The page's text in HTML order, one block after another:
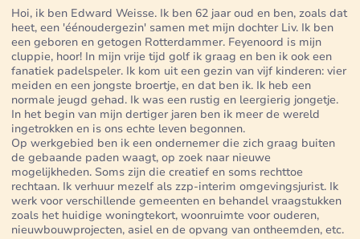
Hoi, ik ben Edward Weisse. Ik ben 62 jaar oud en ben, zoals dat
heet, een 'éénoudergezin' samen met mijn dochter Liv. Ik ben
een geboren en getogen Rotterdammer. Feyenoord is mijn
cluppie, hoor! In mijn vrije tijd golf ik graag en ben ik ook een
fanatiek padelspeler. Ik kom uit een gezin van vijf kinderen: vier
meiden en een jongste broertje, en dat ben ik. Ik heb een
normale jeugd gehad. Ik was een rustig en leergierig jongetje.
In het begin van mijn dertiger jaren ben ik meer de wereld
ingetrokken en is ons echte leven begonnen.
Op werkgebied ben ik een ondernemer die zich graag buiten
de gebaande paden waagt, op zoek naar nieuwe
mogelijkheden. Soms zijn die creatief en soms rechttoe
rechtaan. Ik verhuur mezelf als zzp-interim omgevingsjurist. Ik
werk voor verschillende gemeenten en behandel vraagstukken
zoals het huidige woningtekort, woonruimte voor ouderen,
nieuwbouwprojecten, asiel en de opvang van ontheemden, etc.